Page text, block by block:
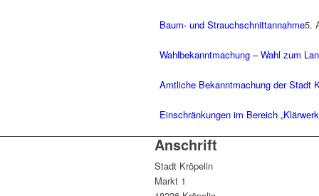
Baum- und Strauchschnittannahme5.
Wahlbekanntmachung – Wahl zum
Amtliche Bekanntmachung der Stadt
Einschränkungen im Bereich
Anschrift
Stadt Kröpelin
Markt 1